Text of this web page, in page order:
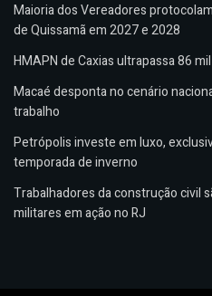
Maioria dos Vereadores
de Quissamã em 2027 e 2028
HMAPN de Caxias ultrapassa 86
Macaé desponta no cenário
trabalho
Petrópolis investe em luxo,
temporada de inverno
Trabalhadores da construção civil
militares em ação no RJ